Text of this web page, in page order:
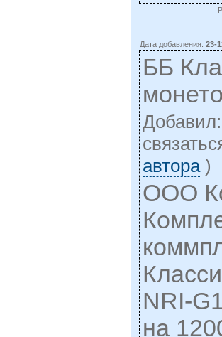
Дата добавления:23-
ББ
автора)
ООО
NRI-
на